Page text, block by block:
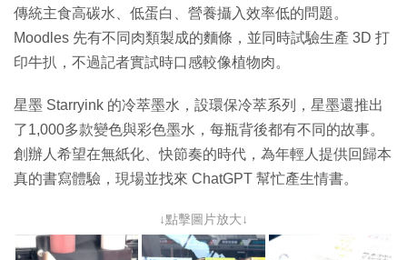
傳統主⻝高碳水、低蛋白、營養攝入效率低的問題。
Moodles 先有不同肉類製成的麵條，並同時試驗生產 3D 打
印牛扒，不過記者實試時口感較像植物肉。
星墨 Starryink 的冷萃墨水，設環保冷萃系列，星墨還推出
了1,000多款變色與彩色墨水，每瓶背後都有不同的故事。
創辦人希望在無紙化、快節奏的時代，為年輕人提供回歸本
真的書寫體驗，現場並找來 ChatGPT 幫忙產生情書。
↓點擊圖片放大↓